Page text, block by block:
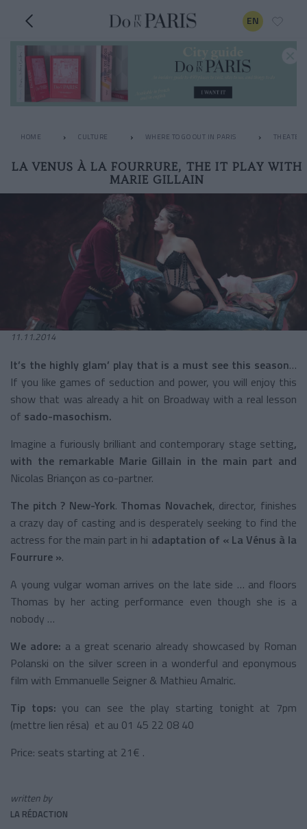
EN
HOME CULTURE WHERE TO GO OUT IN PARIS THEATER
LA VENUS À LA FOURRURE, THE IT PLAY WITH
MARIE GILLAIN
11.11.2014
It’s the highly glam’ play that is a must see this season…
If you like games of seduction and power, you will enjoy this
show that was already a hit on Broadway with a real lesson
of sado-masochism.
Imagine a furiously brilliant and contemporary stage setting,
with the remarkable Marie Gillain in the main part and
Nicolas Briançon as co-partner.
The pitch ? New-York. Thomas Novachek, director, finishes
a crazy day of casting and is desperately seeking to find the
actress for the main part in hi adaptation of « La Vénus à la
Fourrure ».
A young vulgar woman arrives on the late side … and floors
Thomas by her acting performance even though she is a
nobody …
We adore: a a great scenario already showcased by Roman
Polanski on the silver screen in a wonderful and eponymous
film with Emmanuelle Seigner & Mathieu Amalric.
Tip tops: you can see the play starting tonight at 7pm
(mettre lien résa) et au 01 45 22 08 40
Price: seats starting at 21€ .
written by
LA RÉDACTION